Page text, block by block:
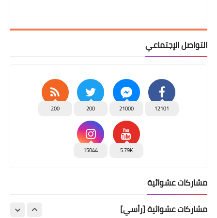
التواصل الإجتماعي
12101
21000
200
200
5.79K
15044
مشاركات عشوائية
مشاركات عشوائية [رأسي]